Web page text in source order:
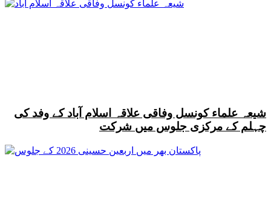
شیعہ علماء کونسل وفاقی علاقہ اسلام آباد کے وفد کی
چہلم کے مرکزی جلوس میں شرکت